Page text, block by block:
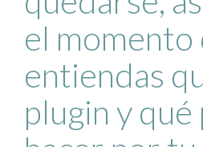
el momento
entiendas
plugin y qué